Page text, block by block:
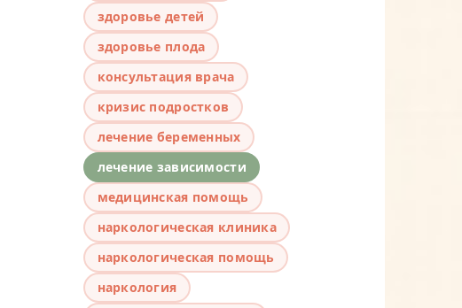
здоровье детей
здоровье плода
консультация врача
кризис подростков
лечение беременных
лечение зависимости
медицинская помощь
наркологическая клиника
наркологическая помощь
наркология